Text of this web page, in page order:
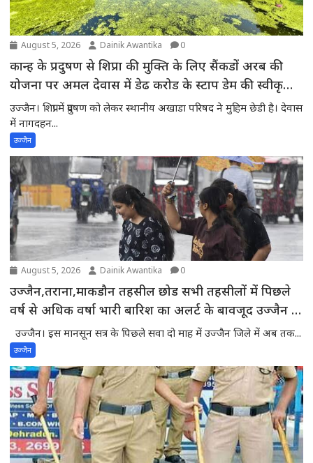
August 5, 2026 Dainik Awantika 0
कान्ह के प्रदुषण से शिप्रा की मुक्ति के लिए सैंकडों अरब की
योजना पर अमल देवास में डेढ करोड के स्टाप डेम की स्वीकृति
की अपेक्षा में शिप्रा में प्रदुषण -स्थानीय अखाडा परिषद के
अध्यक्ष ने मुख्यमंत्री से चर्चाकर पूरे मामले से अवगत करवाया
उज्जैन। शिप्रा में प्रदुषण को लेकर स्थानीय अखाडा परिषद ने मुहिम छेडी है। देवास
में नागदहन...
उज्जैन
August 5, 2026 Dainik Awantika 0
उज्जैन,तराना,माकडौन तहसील छोड सभी तहसीलों में पिछले
वर्ष से अधिक वर्षा भारी बारिश का अलर्ट के बावजूद उज्जैन में
मौसम साफ -प्रदेश में वर्षा का घाटा बढकर 18 फीसदी तक
पहुंचा,55 में से 43 जिले सामान्य वर्षा से पीछे
उज्जैन। इस मानसून सत्र के पिछले सवा दो माह में उज्जैन जिले में अब तक...
उज्जैन